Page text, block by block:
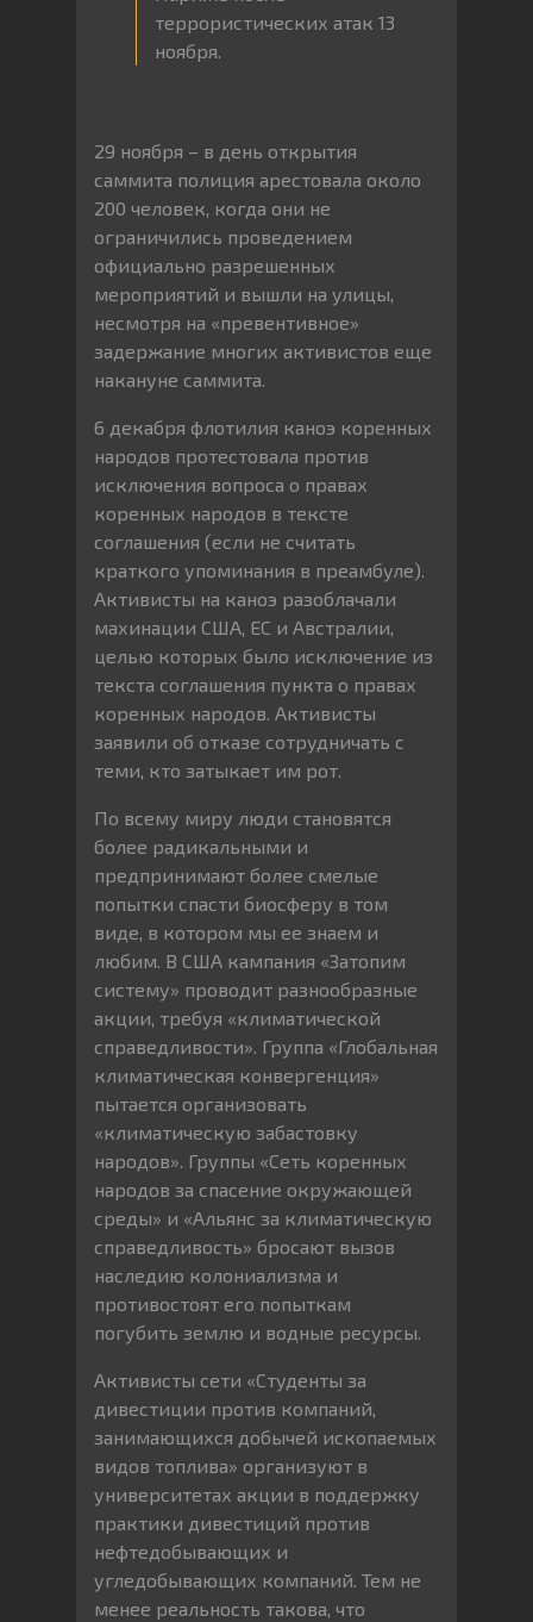
террористических атак 13
ноября.
29 ноября – в день открытия
саммита полиция арестовала около
200 человек, когда они не
ограничились проведением
официально разрешенных
мероприятий и вышли на улицы,
несмотря на «превентивное»
задержание многих активистов еще
накануне саммита.
6 декабря флотилия каноэ коренных
народов протестовала против
исключения вопроса о правах
коренных народов в тексте
соглашения (если не считать
краткого упоминания в преамбуле).
Активисты на каноэ разоблачали
махинации США, ЕС и Австралии,
целью которых было исключение из
текста соглашения пункта о правах
коренных народов. Активисты
заявили об отказе сотрудничать с
теми, кто затыкает им рот.
По всему миру люди становятся
более радикальными и
предпринимают более смелые
попытки спасти биосферу в том
виде, в котором мы ее знаем и
любим. В США кампания «Затопим
систему» проводит разнообразные
акции, требуя «климатической
справедливости». Группа «Глобальная
климатическая конвергенция»
пытается организовать
«климатическую забастовку
народов». Группы «Сеть коренных
народов за спасение окружающей
среды» и «Альянс за климатическую
справедливость» бросают вызов
наследию колониализма и
противостоят его попыткам
погубить землю и водные ресурсы.
Активисты сети «Студенты за
дивестиции против компаний,
занимающихся добычей ископаемых
видов топлива» организуют в
университетах акции в поддержку
практики дивестиций против
нефтедобывающих и
угледобывающих компаний. Тем не
менее реальность такова, что